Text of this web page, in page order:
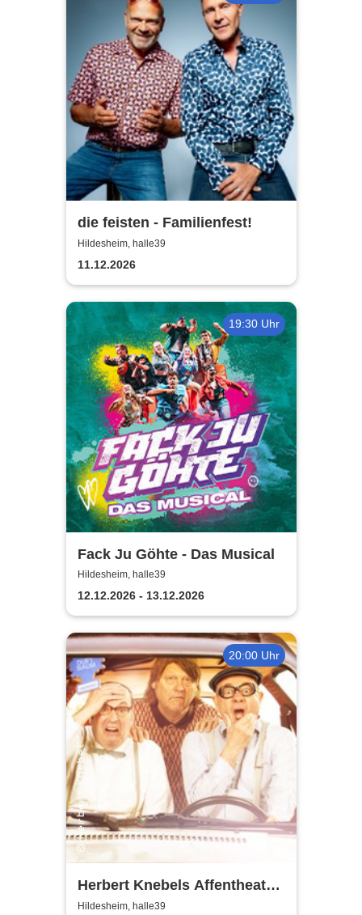
die feisten - Familienfest!
Hildesheim, halle39
11.12.2026
19:30 Uhr
Fack Ju Göhte - Das Musical
Hildesheim, halle39
12.12.2026 - 13.12.2026
20:00 Uhr
Herbert Knebels Affentheater
- Voll Karacho!
Hildesheim, halle39